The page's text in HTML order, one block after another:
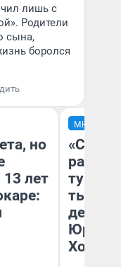
лишь с
Родители
сына,
боролся
но
лет
МНЕНИЕ
тысяч,
день